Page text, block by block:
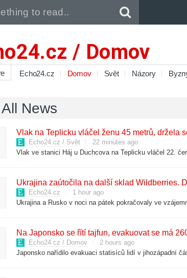
/ Domov
Echo24.cz Domov Svět Názory
All News
Vlak na Teplicku vláčel ženu 45 metrů, držela
Echo24.cz / Svět
22 minutes ago
Ukrajina zaútočila na další sklad Wildberries.
Echo24.cz
1 hour ago
Na Japonsko se řítí tajfun, evakuovat se má
Echo24.cz / Domov
2 hours ago
Pull down to refresh..